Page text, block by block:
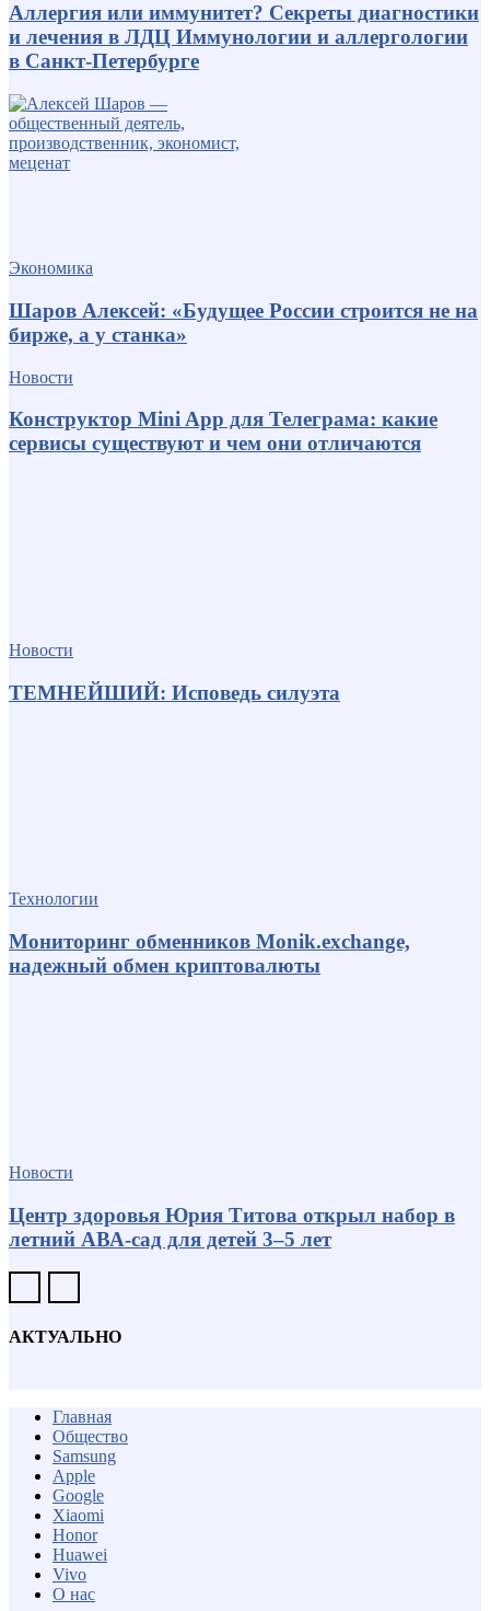
Аллергия или иммунитет? Секреты диагностики
и лечения в ЛДЦ Иммунологии и аллергологии
в Санкт-Петербурге
Экономика
Шаров Алексей: «Будущее России строится не на
бирже, а у станка»
Новости
Конструктор Mini App для Телеграма: какие
сервисы существуют и чем они отличаются
Новости
ТЕМНЕЙШИЙ: Исповедь силуэта
Технологии
Мониторинг обменников Monik.exchange,
надежный обмен криптовалюты
Новости
Центр здоровья Юрия Титова открыл набор в
летний АВА-сад для детей 3–5 лет
АКТУАЛЬНО
Главная
Общество
Samsung
Apple
Google
Xiaomi
Honor
Huawei
Vivo
О нас